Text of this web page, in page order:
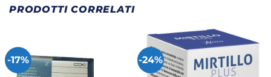
PRODOTTI CORRELATI
-17% -24%